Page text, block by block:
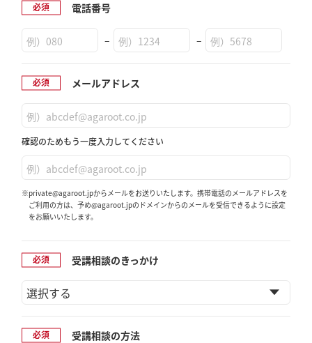
電話番号
– –
メールアドレス
確認のためもう一度入力してください
※private@agaroot.jpからメールをお送りいたします。携帯電話のメールアドレスを
ご利用の方は、予め@agaroot.jpのドメインからのメールを受信できるように設定
をお願いいたします。
受講相談のきっかけ
受講相談の方法